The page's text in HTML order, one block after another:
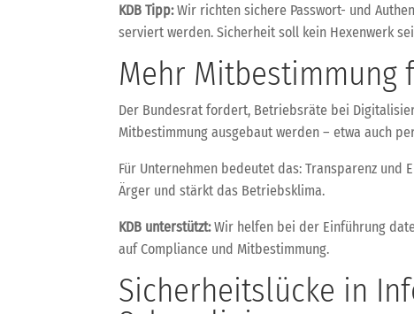
KDB Tipp:Wir richten sichere Passwort- und
serviert werden. Sicherheit soll kein Hexenwerk
Mehr
Der Bundesrat fordert, Betriebsräte bei
Mitbestimmung ausgebaut werden – etwa auch
Für Unternehmen bedeutet das: Transparenz
Ärger und stärkt das Betriebsklima.
KDB unterstützt:Wir helfen bei der Einführung
auf Compliance und Mitbestimmung.
Sicherheitslücke in